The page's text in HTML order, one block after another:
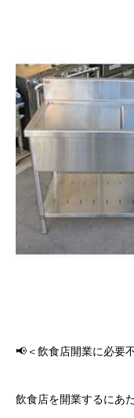
📢＜飲食店開業に必要
飲食店を開業するにあ